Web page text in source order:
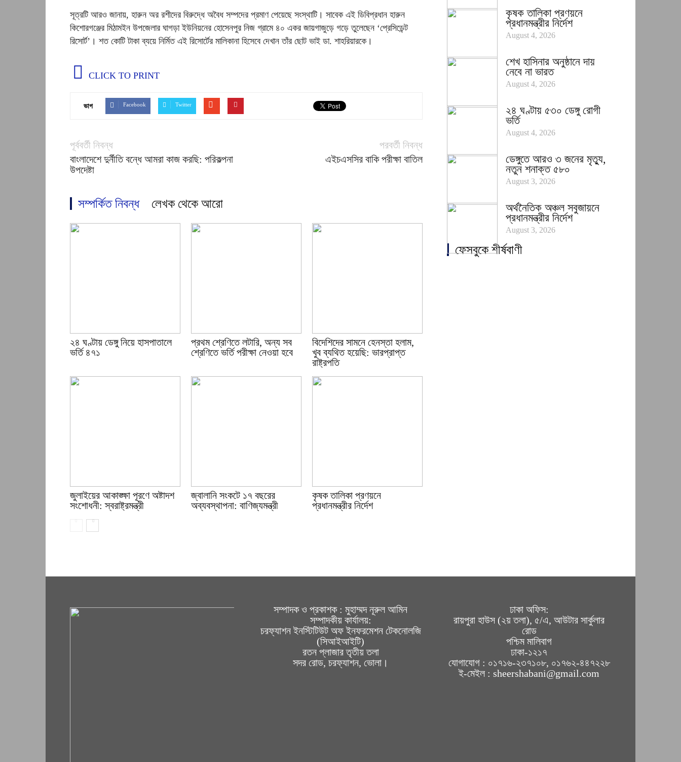
সূত্রটি আরও জানায়, হারুন অর রশীদের বিরুদ্ধে অবৈধ সম্পদের প্রমাণ পেয়েছে সংস্থাটি। সাবেক এই ডিবিপ্রধান হারুন
কিশোরগঞ্জের মিঠামইন উপজেলার ঘাগড়া ইউনিয়নের হোসেনপুর নিজ গ্রামে ৪০ একর জায়গাজুড়ে গড়ে তুলেছেন ‘প্রেসিডেন্ট
রিসোর্ট’। শত কোটি টাকা ব্যয়ে নির্মিত এই রিসোর্টের মালিকানা হিসেবে দেখান তাঁর ছোট ভাই ডা. শাহরিয়ারকে।
CLICK TO PRINT
ভাগ Facebook Twitter
পূর্ববর্তী নিবন্ধ
বাংলাদেশে দুর্নীতি বন্ধে আমরা কাজ করছি: পরিকল্পনা
উপদেষ্টা
পরবর্তী নিবন্ধ
এইচএসসির বাকি পরীক্ষা বাতিল
সম্পর্কিত নিবন্ধ লেখক থেকে আরো
২৪ ঘণ্টায় ডেঙ্গু নিয়ে হাসপাতালে
ভর্তি ৪৭১
প্রথম শ্রেণিতে লটারি, অন্য সব
শ্রেণিতে ভর্তি পরীক্ষা নেওয়া হবে
বিদেশিদের সামনে হেনস্তা হলাম,
খুব ব্যথিত হয়েছি: ভারপ্রাপ্ত
রাষ্ট্রপতি
জুলাইয়ের আকাঙ্ক্ষা পূরণে অষ্টাদশ
সংশোধনী: স্বরাষ্ট্রমন্ত্রী
জ্বালানি সংকটে ১৭ বছরের
অব্যবস্থাপনা: বাণিজ্যমন্ত্রী
কৃষক তালিকা প্রণয়নে
প্রধানমন্ত্রীর নির্দেশ
কৃষক তালিকা প্রণয়নে
প্রধানমন্ত্রীর নির্দেশ
August 4, 2026
শেখ হাসিনার অনুষ্ঠানে দায়
নেবে না ভারত
August 4, 2026
২৪ ঘণ্টায় ৫৩০ ডেঙ্গু রোগী
ভর্তি
August 4, 2026
ডেঙ্গুতে আরও ৩ জনের মৃত্যু,
নতুন শনাক্ত ৫৮০
August 3, 2026
অর্থনৈতিক অঞ্চল সবুজায়নে
প্রধানমন্ত্রীর নির্দেশ
August 3, 2026
ফেসবুকে শীর্ষবাণী
সম্পাদক ও প্রকাশক : মুহাম্মদ নূরুল আমিন
সম্পাদকীয় কার্যালয়:
চরফ্যাশন ইনস্টিটিউট অফ ইনফরমেশন টেকনোলজি
(সিআইআইটি)
রতন প্লাজার তৃতীয় তলা
সদর রোড, চরফ্যাশন, ভোলা।
ঢাকা অফিস:
রায়পুরা হাউস (২য় তলা), ৫/এ, আউটার সার্কুলার
রোড
পশ্চিম মালিবাগ
ঢাকা-১২১৭
যোগাযোগ : ০১৭১৬-২৩৭১০৮, ০১৭৬২-৪৪৭২২৮
ই-মেইল : sheershabani@gmail.com